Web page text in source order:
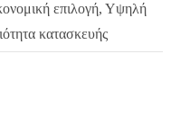
επιλογή, Υψηλή
κατασκευής